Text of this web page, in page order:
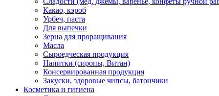
Какао, кэроб
Урбеч, паста
Для выпечки
Зерна для проращивания
Масла
Сыроедческая продукция
Напитки (сиропы, Витан)
Консервированная продукция
Закуски, здоровые чипсы, батончики
Косметика и гигиена